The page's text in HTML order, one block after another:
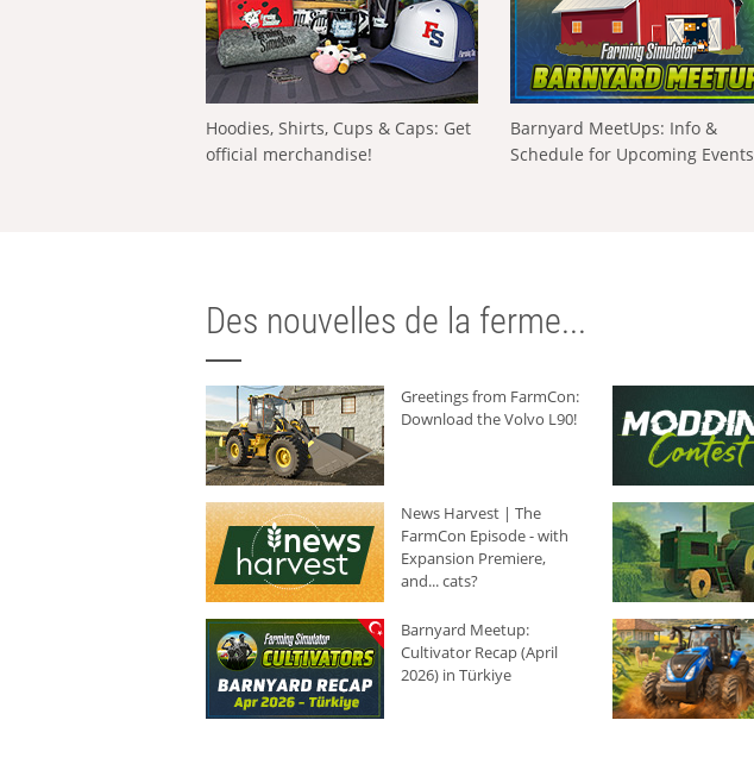
Hoodies, Shirts, Cups & Caps: Get
official merchandise!
Barnyard MeetUps: Info &
Schedule for Upcoming Events
Des nouvelles de la ferme...
Greetings from FarmCon:
Download the Volvo L90!
News Harvest | The
FarmCon Episode - with
Expansion Premiere,
and... cats?
Barnyard Meetup:
Cultivator Recap (April
2026) in Türkiye